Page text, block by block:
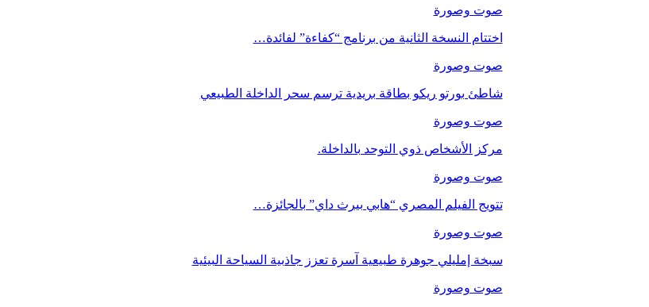
صوت وصورة
اختتام النسخة الثانية من برنامج “كفاءة” لفائدة…
صوت وصورة
شاطئ بورتو ريكو بطاقة بريدية ترسم سحر الداخلة الطبيعي
صوت وصورة
مركز الأشخاص ذوي التوحد بالداخلة.
صوت وصورة
تتويج الفيلم المصري “هابي بيرث داي” بالجائزة…
صوت وصورة
سبخة إمليلي جوهرة طبيعية آسرة تعزز جاذبية السياحة البيئية
صوت وصورة